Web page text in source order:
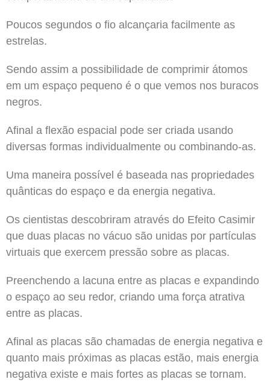
Poucos segundos o fio alcançaria facilmente as
estrelas.
Sendo assim a possibilidade de comprimir átomos
em um espaço pequeno é o que vemos nos buracos
negros.
Afinal a flexão espacial pode ser criada usando
diversas formas individualmente ou combinando-as.
Uma maneira possível é baseada nas propriedades
quânticas do espaço e da energia negativa.
Os cientistas descobriram através do Efeito Casimir
que duas placas no vácuo são unidas por partículas
virtuais que exercem pressão sobre as placas.
Preenchendo a lacuna entre as placas e expandindo
o espaço ao seu redor, criando uma força atrativa
entre as placas.
Afinal as placas são chamadas de energia negativa e
quanto mais próximas as placas estão, mais energia
negativa existe e mais fortes as placas se tornam.